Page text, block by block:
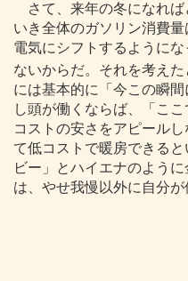
さて、来年の冬になれば
いき全体のガソリン消費
電気にシフトするように
ないからだ。それを考え
には基本的に「今この瞬
し頭が働くならば、「こ
コストの安さをアピール
て低コストで暖房できる
ビー」とハイエナのよう
は、やせ我慢以外に自分